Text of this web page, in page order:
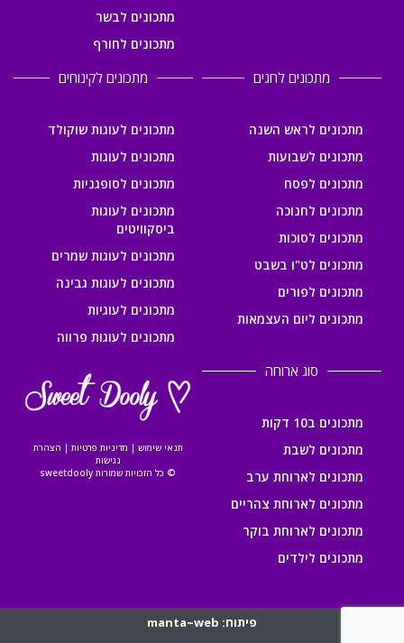
מתכונים לבשר
מתכונים לחורף
מתכונים לחגים
מתכונים לראש השנה
מתכונים לשבועות
מתכונים לפסח
מתכונים לחנוכה
מתכונים לסוכות
מתכונים לט"ו בשבט
מתכונים לפורים
מתכונים ליום העצמאות
מתכונים לקינוחים
מתכונים לעוגות שוקולד
מתכונים לעוגות
מתכונים לסופגניות
מתכונים לעוגות
ביסקוויטים
מתכונים לעוגות שמרים
מתכונים לעוגות גבינה
מתכונים לעוגיות
מתכונים לעוגות פרווה
סוג ארוחה
מתכונים ב10 דקות
מתכונים לשבת
מתכונים לארוחת ערב
מתכונים לארוחת צהריים
מתכונים לארוחת בוקר
מתכונים לילדים
תנאי שימוש | מדיניות פרטיות | הצהרת
נגישות
© כל הזכויות שמורות sweetdooly
פיתוח: manta~web